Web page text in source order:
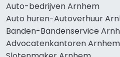
Auto-bedrijven Arnhem
Auto huren-Autoverhuur
Banden-Bandenservice
Advocatenkantoren Arnhem